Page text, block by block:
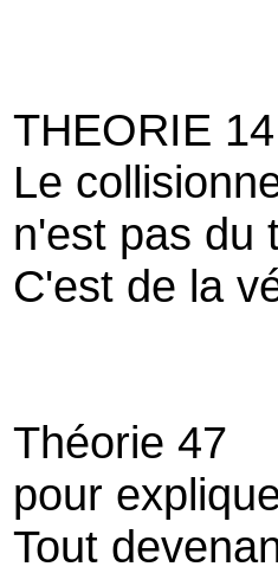
THEORIE 14
Le
n'est pas du
C'est de la
Théorie 47
pour
Tout